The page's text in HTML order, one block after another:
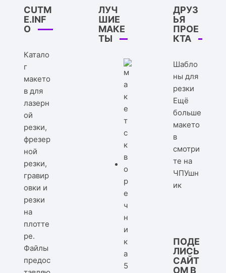
CUTM
E.INF
O
Катало
г
макето
в для
лазерн
ой
резки,
фрезер
ной
резки,
гравир
овки и
резки
на
плотте
ре.
Файлы
предос
ЛУЧ
ШИЕ
МАКЕ
ТЫ
ДРУЗ
ЬЯ
ПРОЕ
КТА
Шабло
ны для
резки
Ещё
больше
макето
в
смотри
те на
ЧПУшн
ик
ПОДЕ
ЛИСЬ
САЙТ
ОМ В